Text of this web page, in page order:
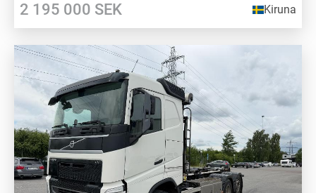
2 195 000 SEK Kiruna